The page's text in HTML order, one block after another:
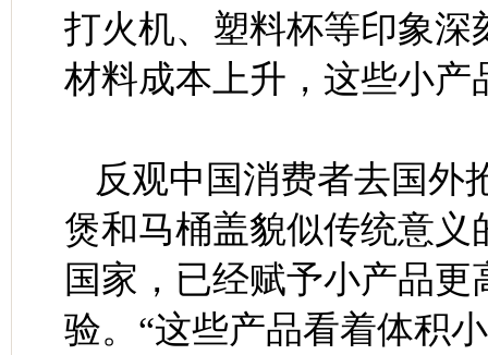
打火机、塑料杯等印象深
材料成本上升，这些小产
反观中国消费者去国外
煲和马桶盖貌似传统意义
国家，已经赋予小产品
验。“这些产品看着体积